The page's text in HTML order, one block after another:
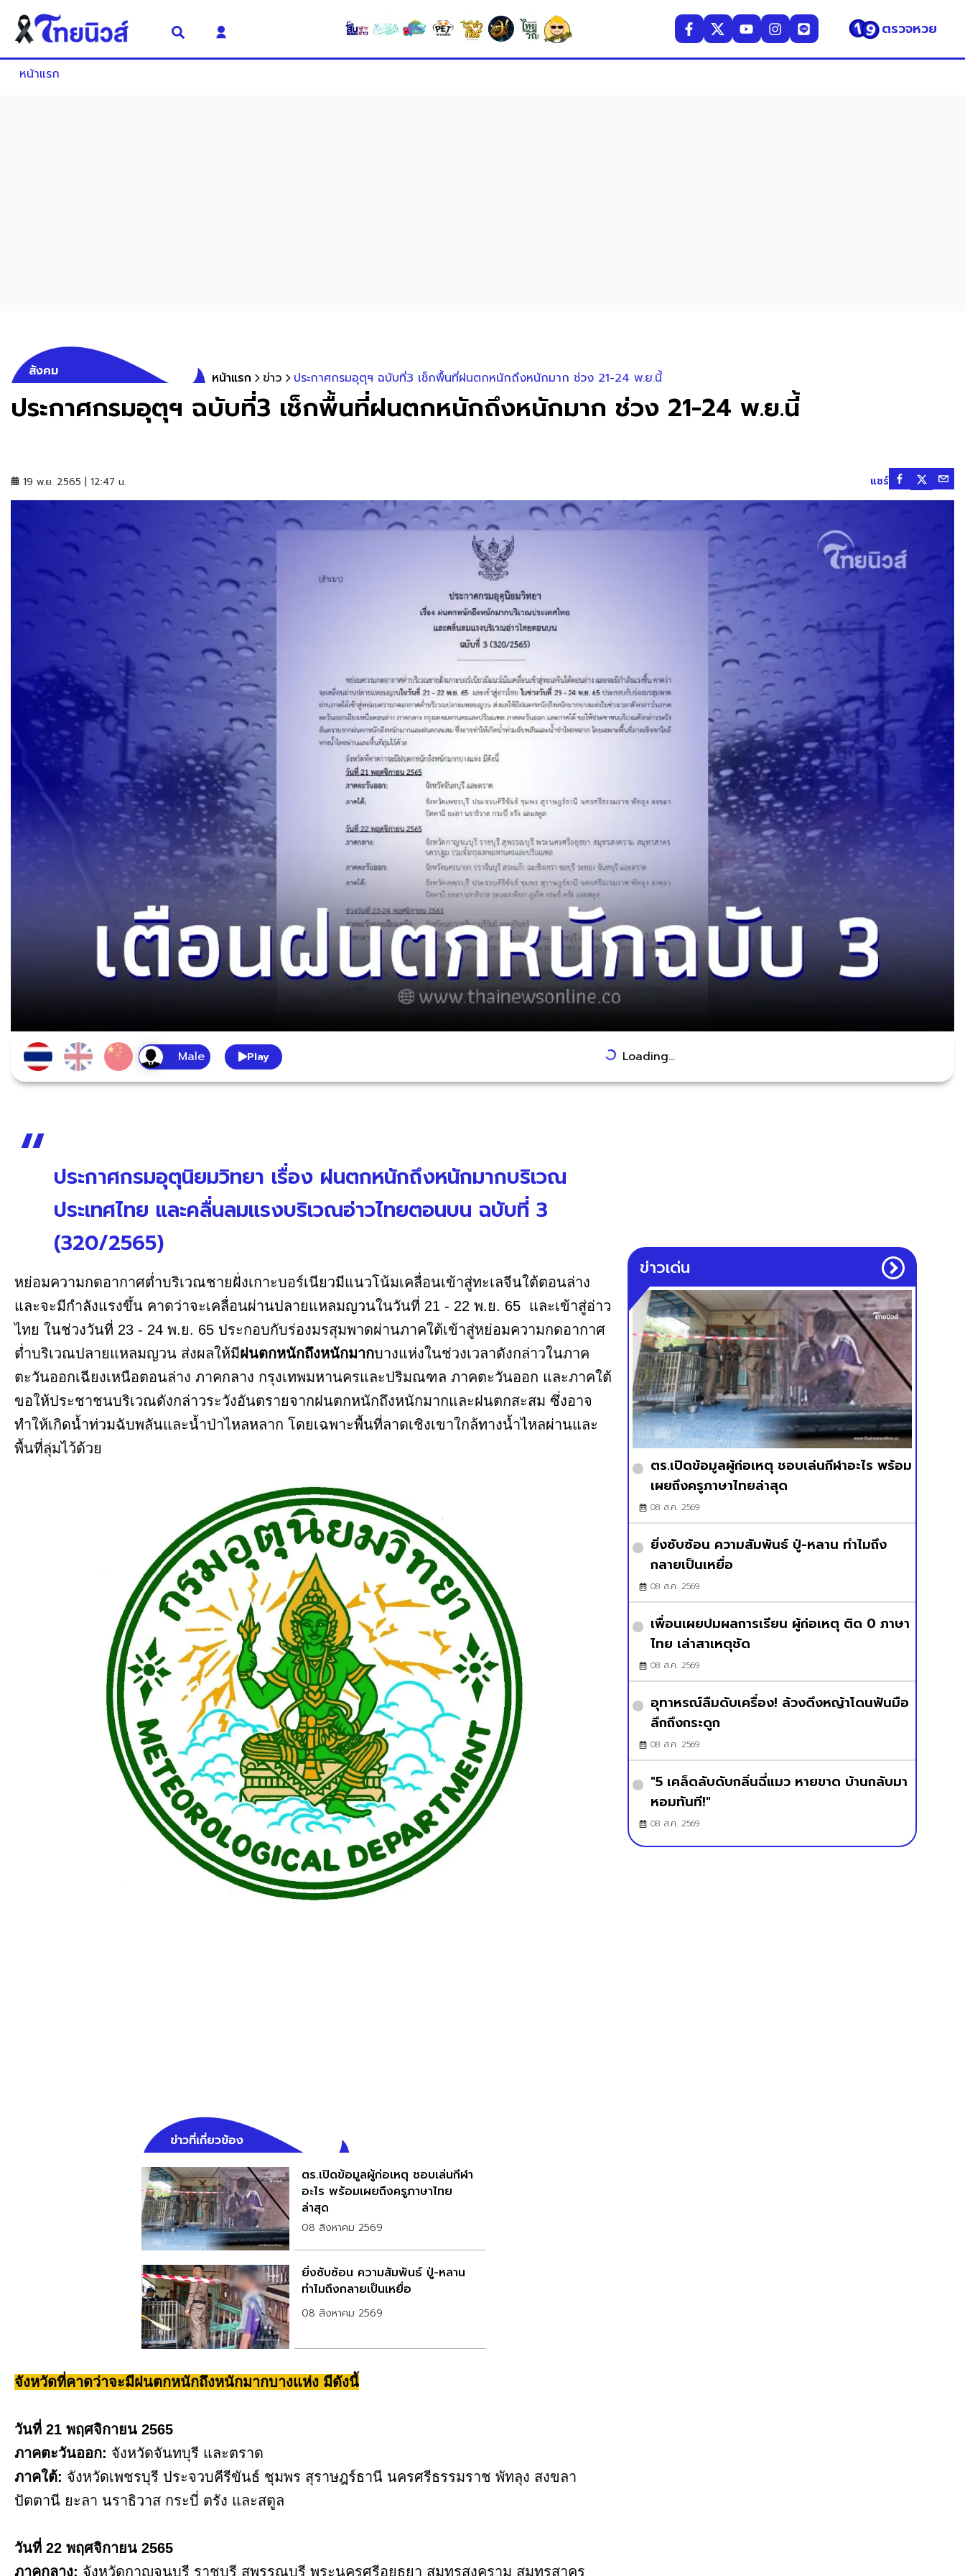
ตรวจหวย
หน้าแรก
สังคม หน้าแรก ข่าว ประกาศกรมอุตุฯ ฉบับที่3 เช็กพื้นที่ฝนตกหนักถึงหนักมาก ช่วง 21-24 พ.ย.นี้
ประกาศกรมอุตุฯ ฉบับที่3 เช็กพื้นที่ฝนตกหนักถึงหนักมาก ช่วง 21-24 พ.ย.นี้
19 พ.ย. 2565 | 12:47 น. แชร์
Play Loading...
ประกาศกรมอุตุนิยมวิทยา เรื่อง ฝนตกหนักถึงหนักมากบริเวณ
ประเทศไทย และคลื่นลมแรงบริเวณอ่าวไทยตอนบน ฉบับที่ 3
(320/2565)
หย่อมความกดอากาศต่ำบริเวณชายฝั่งเกาะบอร์เนียวมีแนวโน้มเคลื่อนเข้าสู่ทะเลจีนใต้ตอนล่าง
และจะมีกำลังแรงขึ้น คาดว่าจะเคลื่อนผ่านปลายแหลมญวนในวันที่ 21 - 22 พ.ย. 65 และเข้าสู่อ่าว
ไทย ในช่วงวันที่ 23 - 24 พ.ย. 65 ประกอบกับร่องมรสุมพาดผ่านภาคใต้เข้าสู่หย่อมความกดอากาศ
ต่ำบริเวณปลายแหลมญวน ส่งผลให้มีฝนตกหนักถึงหนักมากบางแห่งในช่วงเวลาดังกล่าวในภาค
ตะวันออกเฉียงเหนือตอนล่าง ภาคกลาง กรุงเทพมหานครและปริมณฑล ภาคตะวันออก และภาคใต้
ขอให้ประชาชนบริเวณดังกล่าวระวังอันตรายจากฝนตกหนักถึงหนักมากและฝนตกสะสม ซึ่งอาจ
ทำให้เกิดน้ำท่วมฉับพลันและน้ำป่าไหลหลาก โดยเฉพาะพื้นที่ลาดเชิงเขาใกล้ทางน้ำไหลผ่านและ
พื้นที่ลุ่มไว้ด้วย
ข่าวที่เกี่ยวข้อง
ตร.เปิดข้อมูลผู้ก่อเหตุ ชอบเล่นกีฬา
อะไร พร้อมเผยถึงครูภาษาไทย
ล่าสุด
08 สิงหาคม 2569
ยิ่งซับซ้อน ความสัมพันธ์ ปู่-หลาน
ทำไมถึงกลายเป็นเหยื่อ
08 สิงหาคม 2569
จังหวัดที่คาดว่าจะมีฝนตกหนักถึงหนักมากบางแห่ง มีดังนี้
วันที่ 21 พฤศจิกายน 2565
ภาคตะวันออก: จังหวัดจันทบุรี และตราด
ภาคใต้: จังหวัดเพชรบุรี ประจวบคีรีขันธ์ ชุมพร สุราษฎร์ธานี นครศรีธรรมราช พัทลุง สงขลา
ปัตตานี ยะลา นราธิวาส กระบี่ ตรัง และสตูล
วันที่ 22 พฤศจิกายน 2565
ภาคกลาง: จังหวัดกาญจนบุรี ราชบุรี สุพรรณบุรี พระนครศรีอยุธยา สมุทรสงคราม สมุทรสาคร
ข่าวเด่น
ตร.เปิดข้อมูลผู้ก่อเหตุ ชอบเล่นกีฬาอะไร พร้อม
เผยถึงครูภาษาไทยล่าสุด
08 ส.ค. 2569
ยิ่งซับซ้อน ความสัมพันธ์ ปู่-หลาน ทำไมถึง
กลายเป็นเหยื่อ
08 ส.ค. 2569
เพื่อนเผยปมผลการเรียน ผู้ก่อเหตุ ติด 0 ภาษา
ไทย เล่าสาเหตุชัด
08 ส.ค. 2569
อุทาหรณ์ลืมดับเครื่อง! ล้วงดึงหญ้าโดนฟันมือ
ลึกถึงกระดูก
08 ส.ค. 2569
"5 เคล็ดลับดับกลิ่นฉี่แมว หายขาด บ้านกลับมา
หอมทันที!"
08 ส.ค. 2569